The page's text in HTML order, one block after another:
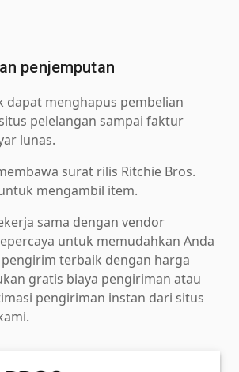
penjemputan
dapat menghapus pembelian
pelelangan sampai faktur
lunas.
surat rilis Ritchie Bros.
mengambil item.
sama dengan vendor
untuk memudahkan Anda
terbaik dengan harga
gratis biaya pengiriman atau
pengiriman instan dari situs